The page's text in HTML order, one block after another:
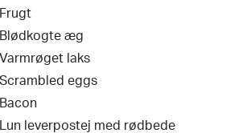
Frugt
Blødkogte æg
Varmrøget laks
Scrambled eggs
Bacon
Lun leverpostej med rødbede